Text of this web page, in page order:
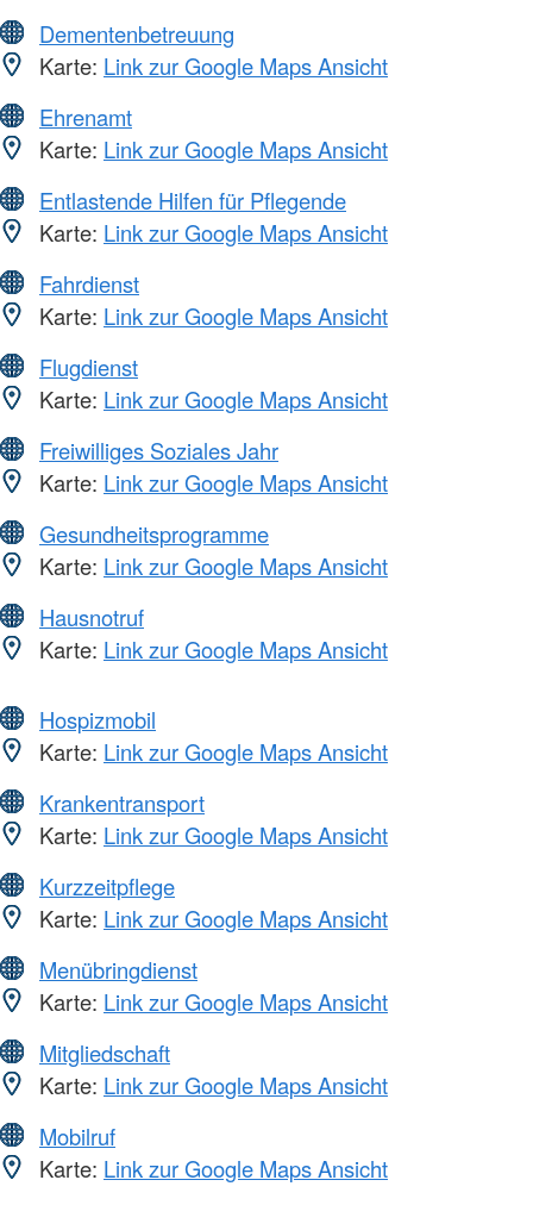
Dementenbetreuung
Karte: Link zur Google Maps Ansicht
Ehrenamt
Karte: Link zur Google Maps Ansicht
Entlastende Hilfen für Pflegende
Karte: Link zur Google Maps Ansicht
Fahrdienst
Karte: Link zur Google Maps Ansicht
Flugdienst
Karte: Link zur Google Maps Ansicht
Freiwilliges Soziales Jahr
Karte: Link zur Google Maps Ansicht
Gesundheitsprogramme
Karte: Link zur Google Maps Ansicht
Hausnotruf
Karte: Link zur Google Maps Ansicht
Hospizmobil
Karte: Link zur Google Maps Ansicht
Krankentransport
Karte: Link zur Google Maps Ansicht
Kurzzeitpflege
Karte: Link zur Google Maps Ansicht
Menübringdienst
Karte: Link zur Google Maps Ansicht
Mitgliedschaft
Karte: Link zur Google Maps Ansicht
Mobilruf
Karte: Link zur Google Maps Ansicht